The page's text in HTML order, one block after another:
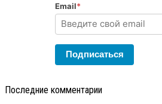
Email*
Подписаться
Последние комментарии